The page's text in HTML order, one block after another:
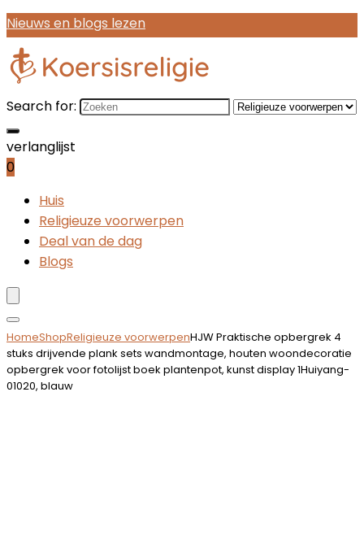
Nieuws en blogs lezen
Search for:
verlanglijst
0
Huis
Religieuze voorwerpen
Deal van de dag
Blogs
HomeShopReligieuze voorwerpenHJW Praktische opbergrek 4
stuks drijvende plank sets wandmontage, houten woondecoratie
opbergrek voor fotolijst boek plantenpot, kunst display 1Huiyang-
01020, blauw